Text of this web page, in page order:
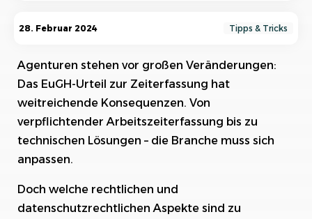
Bedeutung des EuGH-Urteils zur Zeiterfassung
Unternehmen
Verpflichtende Arbeitszeiterfassung für alle
Mitarbeiter*
Mögliche technische Lösungen zur Umsetzung
der Zeiterfassungspflicht*
Rechtliche Konsequenzen bei Nichteinhaltung
der Zeiterfassungsvorgaben
28. Februar 2024 Tipps & Tricks
Agenturen stehen vor großen Veränderungen:
Das EuGH-Urteil zur Zeiterfassung hat
weitreichende Konsequenzen. Von
verpflichtender Arbeitszeiterfassung bis zu
technischen Lösungen – die Branche muss sich
anpassen.
Doch welche rechtlichen und
datenschutzrechtlichen Aspekte sind zu